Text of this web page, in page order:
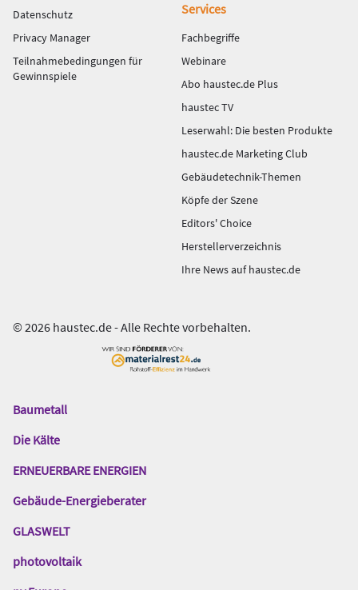
Datenschutz
Privacy Manager
Teilnahmebedingungen für
Gewinnspiele
Services
Fachbegriffe
Webinare
Abo haustec.de Plus
haustec TV
Leserwahl: Die besten Produkte
haustec.de Marketing Club
Gebäudetechnik-Themen
Köpfe der Szene
Editors' Choice
Herstellerverzeichnis
Ihre News auf haustec.de
© 2026 haustec.de - Alle Rechte vorbehalten.
Das
Gentner
Baumetall
Die Kälte
ERNEUERBARE ENERGIEN
Gebäude-Energieberater
GLASWELT
photovoltaik